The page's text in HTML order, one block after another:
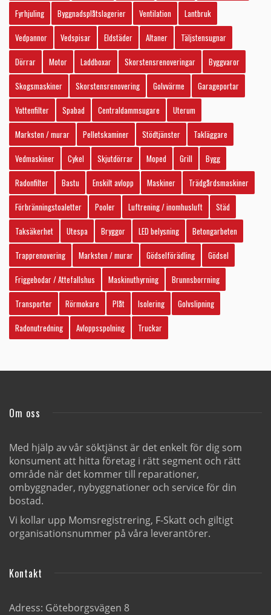
Fyrhjuling
Byggnadsplåtslagerier Ventilation
Lantbruk
Vedpannor
Vedspisar Eldstäder Altaner
Täljstensugnar
Dörrar
Motor Laddboxar Skorstensrenoveringar
Byggvaror
Skogsmaskiner
Skorstensrenovering Golvvärme
Garageportar
Vattenfilter
Spabad Centraldammsugare
Uterum
Marksten / murar
Pelletskaminer Stödtjänster
Takläggare
Vedmaskiner
Cykel Skjutdörrar Moped Grill
Bygg
Radonfilter
Bastu Enskilt avlopp Maskiner
Trädgårdsmaskiner
Förbränningstoaletter
Pooler Luftrening / inomhusluft
Städ
Taksäkerhet
Utespa Bryggor LED belysning
Betongarbeten
Trapprenovering
Marksten / murar Gödselförädling
Gödsel
Friggebodar / Attefallshus
Maskinuthyrning
Brunnsborrning
Transporter
Rörmokare Plåt Isolering
Golvslipning
Radonutredning
Avloppsspolning Truckar
Om oss
Med hjälp av vår söktjänst är det enkelt för dig som
konsument att hitta företag i rätt segment och rätt
område när det kommer till reparationer,
ombyggnader, nybyggnationer och service för din
bostad.
Vi kollar upp Momsregistrering, F-Skatt och giltigt
organisationsnummer på våra leverantörer.
Kontakt
Adress: Göteborgsvägen 8